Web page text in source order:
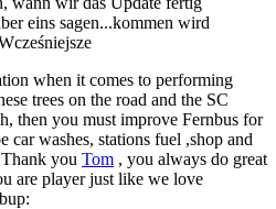
eins sagen...kommen wird
when it comes to performing
trees on the road and the SC
then you must improve Fernbus for
car washes, stations fuel ,shop and
you Tom , you always do great
are player just like we love